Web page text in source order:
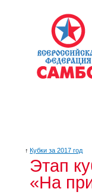
↑ Кубки за 2017 год
Этап
«На